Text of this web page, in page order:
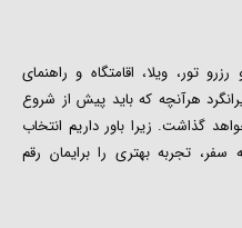
تور، ویلا، اقامتگاه و راهنمای
هرآنچه که باید پیش از شروع
گذاشت. زیرا باور داریم انتخاب
سفر، تجربه بهتری را برایمان رقم